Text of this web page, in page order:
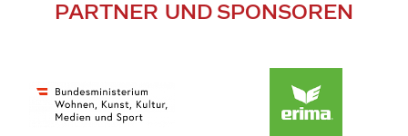
PARTNER UND SPONSOREN